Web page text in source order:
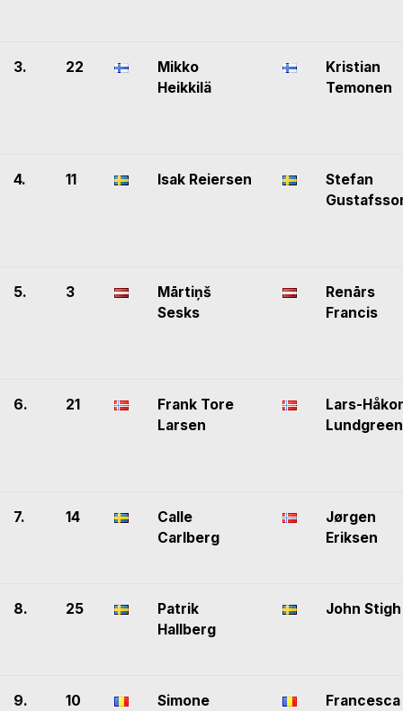
3. 22
Mikko
Heikkilä
Kristian
Temonen
4. 11 Isak Reiersen
Stefan
5. 3
Mārtiņš
Sesks
Renārs
Francis
6. 21
Frank Tore
Larsen
Lars-
Lundgreen
7. 14
Calle
Carlberg
Jørgen
Eriksen
8. 25
Patrik
Hallberg
John Stigh
9. 10
Simone
Francesca